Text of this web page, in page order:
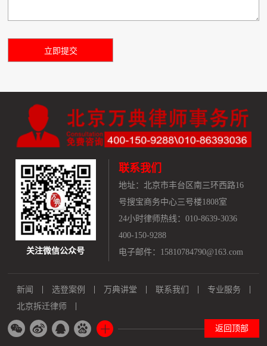
关注微信公众号
联系我们
地址： 北京市丰台区南三环西路16
号搜宝商务中心三号楼1808室
24小时律师热线：010-8639-3036
400-150-9288
电子邮件：15810784790@163.com
新闻 选登案例 万典讲堂 联系我们
专业服务
北京拆迁律师
返回顶部